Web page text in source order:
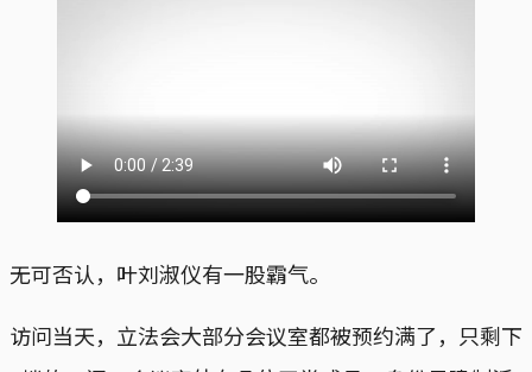
无可否认，叶刘淑仪有一股霸气。
访问当天，立法会大部分会议室都被预约满了，只剩下